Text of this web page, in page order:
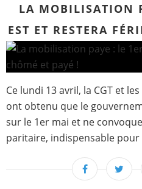
LA MOBILISATION
EST ET RESTERA
Ce lundi 13 avril, la CGT et
ont obtenu que le
sur le 1er mai et ne
paritaire, indispensable pour